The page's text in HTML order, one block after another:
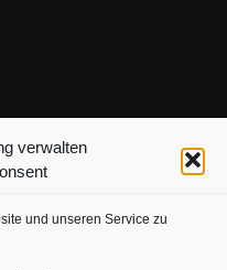
verwalten
und unseren Service zu